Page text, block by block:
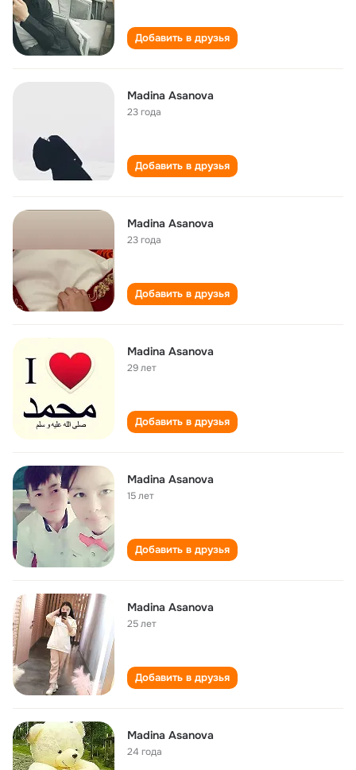
Добавить в друзья
Madina Asanova
23 года
Добавить в друзья
Madina Asanova
23 года
Добавить в друзья
Madina Asanova
29 лет
Добавить в друзья
Madina Asanova
15 лет
Добавить в друзья
Madina Asanova
25 лет
Добавить в друзья
Madina Asanova
24 года